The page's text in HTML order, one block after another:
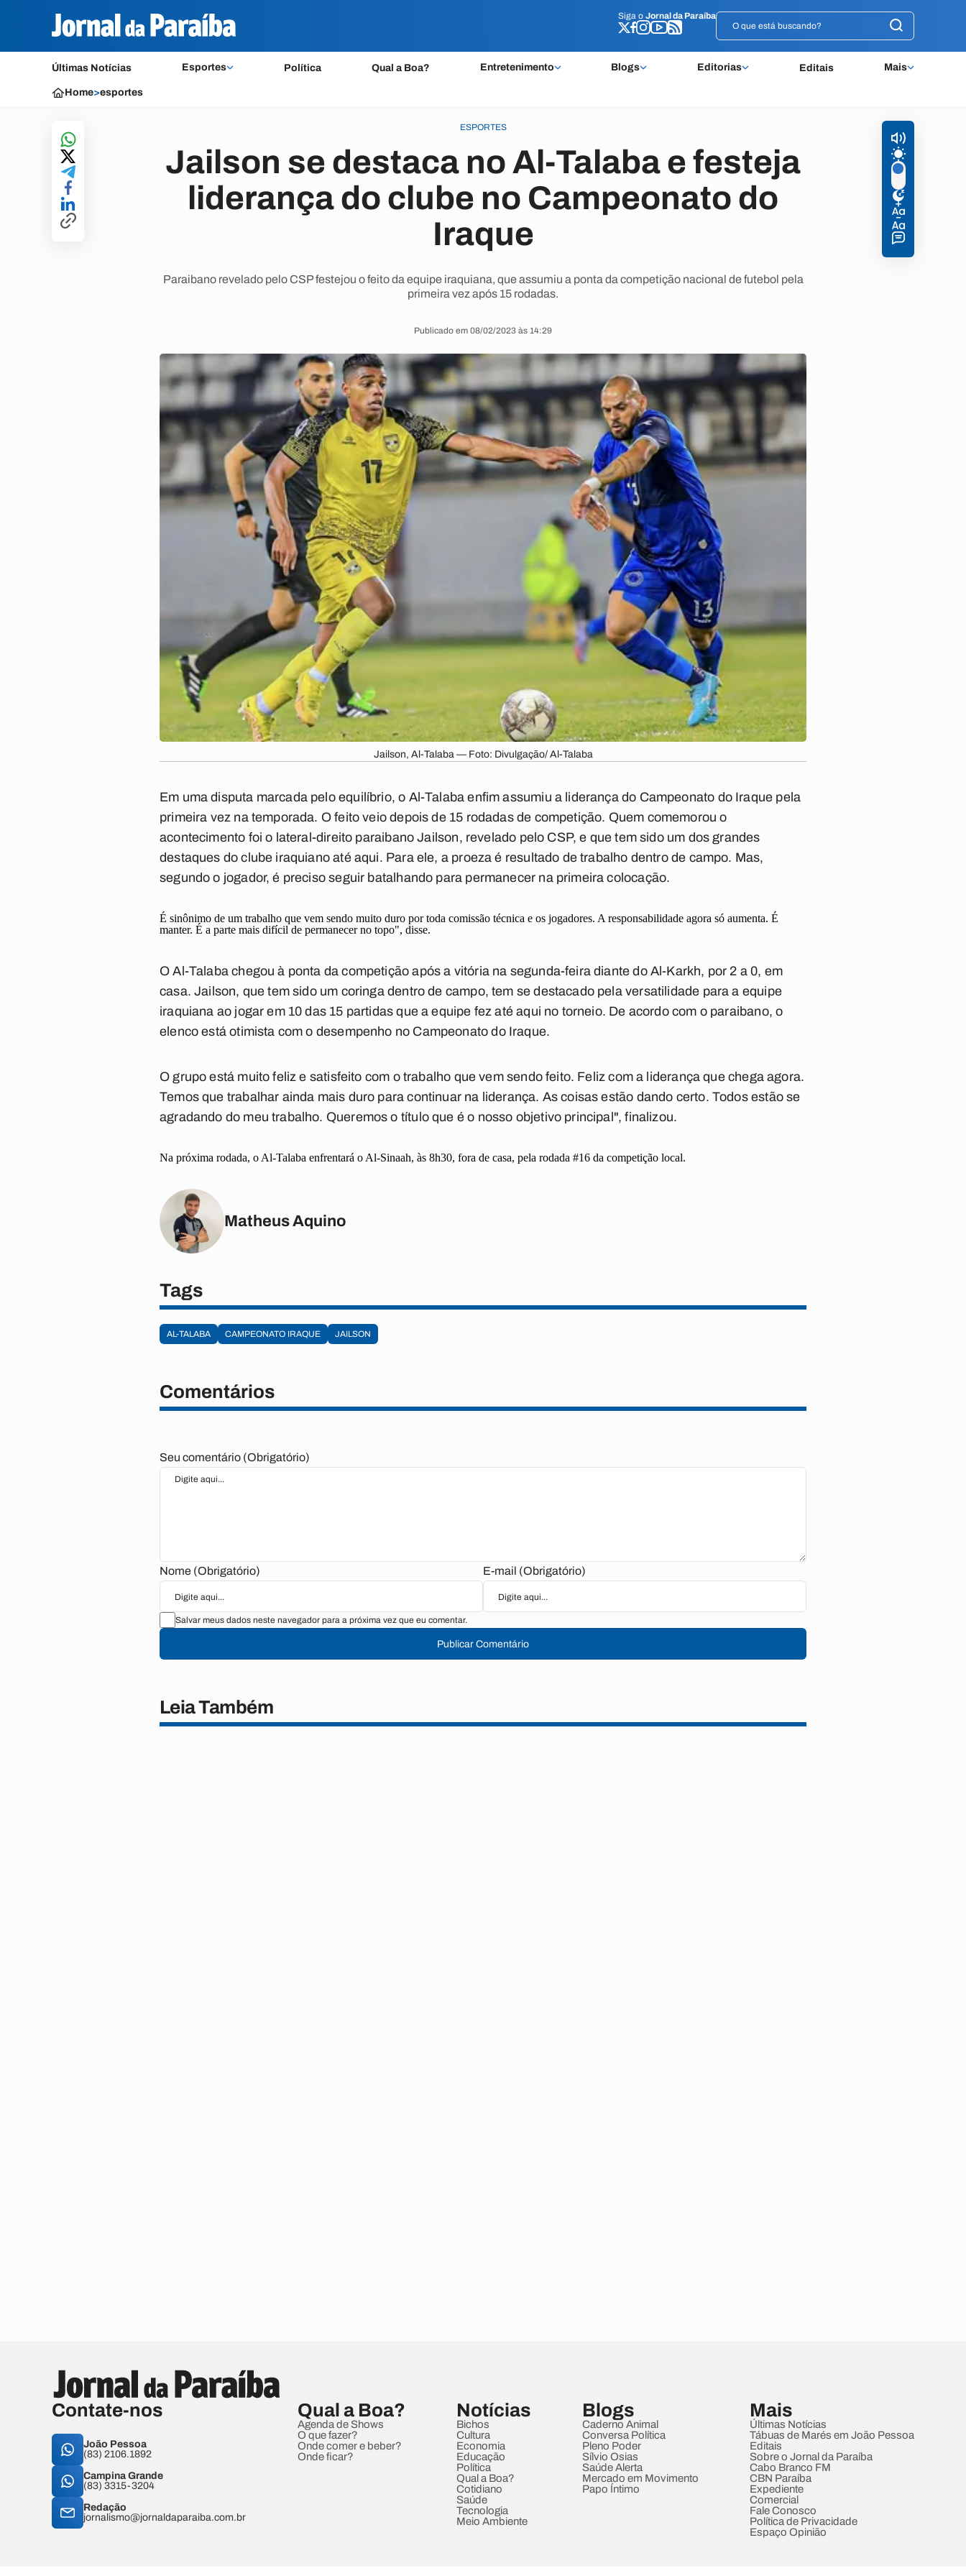
Siga o Jornal da Paraíba
Últimas Notícias Esportes Política Qual a Boa? Entretenimento Blogs Editorias Editais Mais
Siga o Jornal da Paraíba
Home>esportes
ESPORTES
Jailson se destaca no Al-Talaba e festeja
liderança do clube no Campeonato do
Iraque
Paraibano revelado pelo CSP festejou o feito da equipe iraquiana, que assumiu a ponta da competição nacional de futebol pela
primeira vez após 15 rodadas.
Publicado em 08/02/2023 às 14:29
Jailson, Al-Talaba — Foto: Divulgação/ Al-Talaba
Em uma disputa marcada pelo equilíbrio, o Al-Talaba enfim assumiu a liderança do Campeonato do Iraque pela
primeira vez na temporada. O feito veio depois de 15 rodadas de competição. Quem comemorou o
acontecimento foi o lateral-direito paraibano Jailson, revelado pelo CSP, e que tem sido um dos grandes
destaques do clube iraquiano até aqui. Para ele, a proeza é resultado de trabalho dentro de campo. Mas,
segundo o jogador, é preciso seguir batalhando para permanecer na primeira colocação.
É sinônimo de um trabalho que vem sendo muito duro por toda comissão técnica e os jogadores. A responsabilidade agora só aumenta. É
manter. É a parte mais difícil de permanecer no topo", disse.
O Al-Talaba chegou à ponta da competição após a vitória na segunda-feira diante do Al-Karkh, por 2 a 0, em
casa. Jailson, que tem sido um coringa dentro de campo, tem se destacado pela versatilidade para a equipe
iraquiana ao jogar em 10 das 15 partidas que a equipe fez até aqui no torneio. De acordo com o paraibano, o
elenco está otimista com o desempenho no Campeonato do Iraque.
O grupo está muito feliz e satisfeito com o trabalho que vem sendo feito. Feliz com a liderança que chega agora.
Temos que trabalhar ainda mais duro para continuar na liderança. As coisas estão dando certo. Todos estão se
agradando do meu trabalho. Queremos o título que é o nosso objetivo principal", finalizou.
Na próxima rodada, o Al-Talaba enfrentará o Al-Sinaah, às 8h30, fora de casa, pela rodada #16 da competição local.
Matheus Aquino
Tags
AL-TALABA CAMPEONATO IRAQUE JAILSON
Comentários
Seu comentário (Obrigatório)
Nome (Obrigatório) E-mail (Obrigatório)
Salvar meus dados neste navegador para a próxima vez que eu comentar.
Publicar Comentário
Leia Também
Contate-nos
João Pessoa
(83) 2106.1892
Campina Grande
(83) 3315-3204
Redação
jornalismo@jornaldaparaiba.com.br
Qual a Boa?
Agenda de Shows
O que fazer?
Onde comer e beber?
Onde ficar?
Notícias
Bichos
Cultura
Economia
Educação
Política
Qual a Boa?
Cotidiano
Saúde
Tecnologia
Meio Ambiente
Blogs
Caderno Animal
Conversa Política
Pleno Poder
Sílvio Osias
Saúde Alerta
Mercado em Movimento
Papo Íntimo
Mais
Últimas Notícias
Tábuas de Marés em João Pessoa
Editais
Sobre o Jornal da Paraíba
Cabo Branco FM
CBN Paraíba
Expediente
Comercial
Fale Conosco
Política de Privacidade
Espaço Opinião